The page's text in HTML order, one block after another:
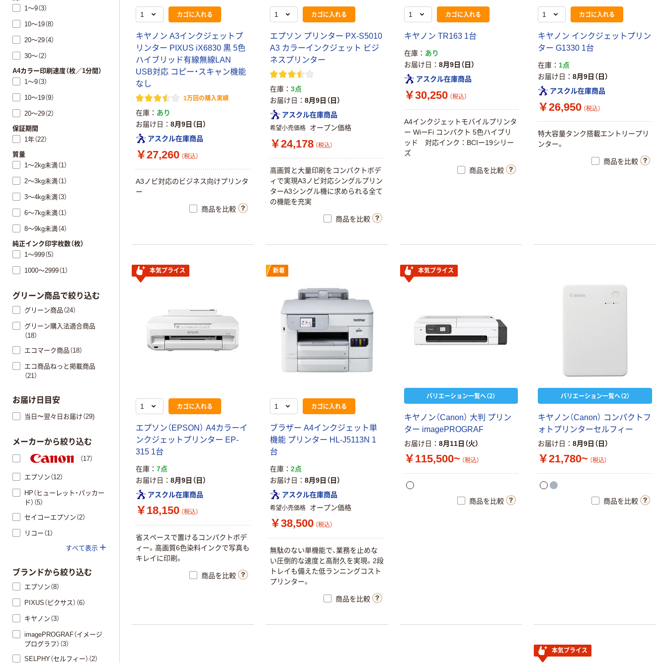
カゴに入れる
キヤノン A3インクジェットプ
リンター PIXUS iX6830 黒 5色
ハイブリッド有線無線LAN
USB対応 コピー・スキャン機能
なし
1万回の購入実績
在庫
あり
お届け日
8月9日（日）
アスクル在庫商品
￥27,260 （税込）
A3ノビ対応のビジネス向けプリンタ
ー
商品を比較
カゴに入れる
エプソン プリンター PX-S5010
A3 カラーインクジェット ビジ
ネスプリンター
在庫
3点
お届け日
8月9日（日）
アスクル在庫商品
希望小売価格 オープン価格
￥24,178 （税込）
高画質と大量印刷をコンパクトボデ
ィで実現A3ノビ対応シングルプリン
ターA3シングル機に求められる全て
の機能を充実
商品を比較
カゴに入れる
キヤノン TR163 1台
在庫
あり
お届け日
8月9日（日）
アスクル在庫商品
￥30,250 （税込）
A4インクジェットモバイルプリンタ
ー WiーFi コンパクト 5色ハイブリ
ッド 対応インク：BCIー19シリー
ズ
商品を比較
カゴに入れる
キヤノン インクジェットプリン
ター G1330 1台
在庫
1点
お届け日
8月9日（日）
アスクル在庫商品
￥26,950 （税込）
特大容量タンク搭載エントリープリ
ンター。
商品を比較
本気プライス
カゴに入れる
エプソン（EPSON） A4カラーイ
ンクジェットプリンター EP-
315 1台
在庫
7点
お届け日
8月9日（日）
アスクル在庫商品
￥18,150 （税込）
省スペースで置けるコンパクトボデ
ィー。高画質6色染料インクで写真も
キレイに印刷。
商品を比較
新着
カゴに入れる
ブラザー A4インクジェット単
機能 プリンター HL-J5113N 1
台
在庫
2点
お届け日
8月9日（日）
アスクル在庫商品
希望小売価格 オープン価格
￥38,500 （税込）
無駄のない単機能で、業務を止めな
い圧倒的な速度と高耐久を実現。2段
トレイも備えた低ランニングコスト
プリンター。
商品を比較
本気プライス
バリエーション一覧へ（2）
キヤノン（Canon） 大判 プリン
ター imagePROGRAF
お届け日 8月11日（火）
￥115,500~ （税込）
商品を比較
バリエーション一覧へ（2）
キヤノン（Canon） コンパクトフ
ォトプリンターセルフィー
お届け日 8月9日（日）
￥21,780~ （税込）
商品を比較
本気プライス
1～9（3）
10～19（8）
20～29（4）
30～（2）
A4カラー印刷速度（枚／1分間）
1～9（3）
10～19（9）
20～29（2）
保証期間
1年（22）
質量
1～2kg未満（1）
2～3kg未満（1）
3～4kg未満（3）
6～7kg未満（1）
8～9kg未満（4）
純正インク印字枚数（枚）
1～999（5）
1000～2999（1）
グリーン商品で絞り込む
グリーン商品（24）
グリーン購入法適合商品
（18）
エコマーク商品（18）
エコ商品ねっと掲載商品
（21）
お届け日目安
当日〜翌々日お届け（29)
メーカーから絞り込む
（17）
エプソン（12）
HP（ヒューレット・パッカー
ド）（5）
セイコーエプソン（2）
リコー（1）
すべて表示
ブランドから絞り込む
エプソン（8）
PIXUS（ピクサス）（6）
キヤノン（3）
imagePROGRAF（イメージ
プログラフ）（3）
SELPHY（セルフィー）（2）